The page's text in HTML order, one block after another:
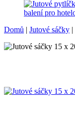
Domů | Jutové sáčky |